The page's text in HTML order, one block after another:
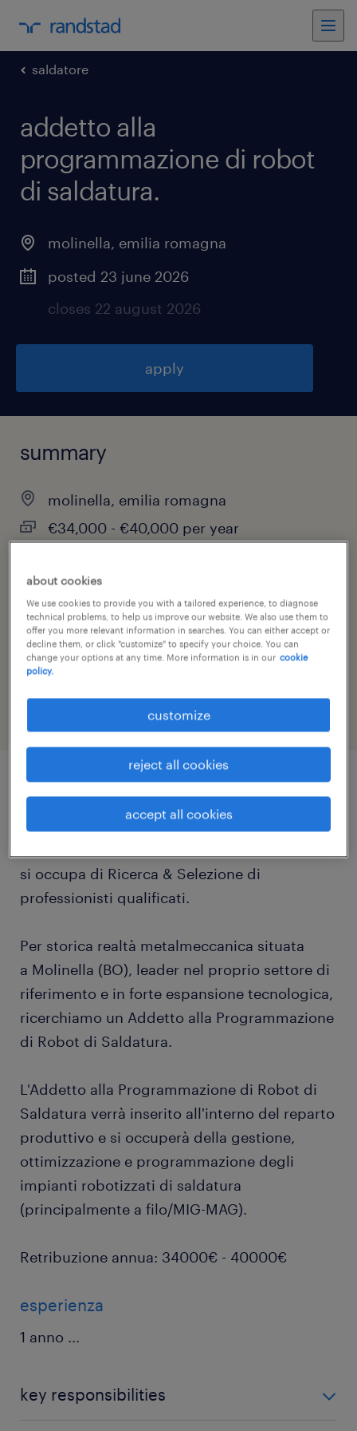
saldatore
addetto alla
programmazione di robot
di saldatura.
molinella, emilia romagna
posted 23 june 2026
closes 22 august 2026
apply
summary
molinella, emilia romagna
€34,000 - €40,000 per year
full-time
job category
other
job details
si occupa di Ricerca & Selezione di
professionisti qualificati.
Per storica realtà metalmeccanica situata
a Molinella (BO), leader nel proprio settore di
riferimento e in forte espansione tecnologica,
ricerchiamo un Addetto alla Programmazione
di Robot di Saldatura.
L'Addetto alla Programmazione di Robot di
Saldatura verrà inserito all'interno del reparto
produttivo e si occuperà della gestione,
ottimizzazione e programmazione degli
impianti robotizzati di saldatura
(principalmente a filo/MIG-MAG).
Retribuzione annua: 34000€ - 40000€
esperienza
1 anno ...
key responsibilities
about cookies
We use cookies to provide you with a tailored experience, to diagnose
technical problems, to help us improve our website. We also use them to
offer you more relevant information in searches. You can either accept or
decline them, or click "customize" to specify your choice. You can
change your options at any time. More information is in our cookie
policy.
customize
reject all cookies
accept all cookies